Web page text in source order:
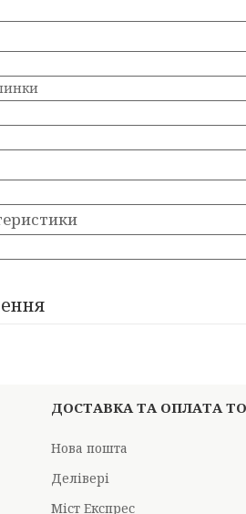
ДОСТАВКА ТА ОПЛАТА
Нова пошта
Делівері
Міст Експрес